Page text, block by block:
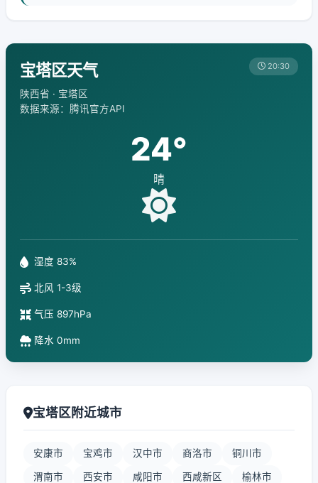
宝塔区天气
陕西省 · 宝塔区
数据来源：腾讯官方API
20:30
24°
晴
湿度 83%
北风 1-3级
气压 897hPa
降水 0mm
宝塔区附近城市
安康市 宝鸡市 汉中市 商洛市 铜川市
渭南市 西安市 咸阳市 西咸新区 榆林市